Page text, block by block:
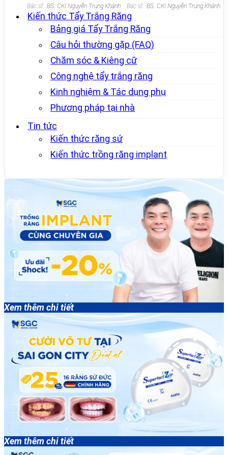
Bác sĩ: BS. CKI Nguyễn Trung Khánh Bác sĩ: BS. CKI Nguyễn Trung Khánh
Kiến thức Tẩy Trắng Răng
Bảng giá Tẩy Trắng Răng
Câu hỏi thường gặp (FAQ)
Chăm sóc & Kiêng cữ
Công nghệ tẩy trắng răng
Kinh nghiệm & Tác dụng phụ
Phương pháp tại nhà
Tin tức
Kiến thức răng sứ
Kiến thức trồng răng implant
Xem thêm chi tiết
Xem thêm chi tiết